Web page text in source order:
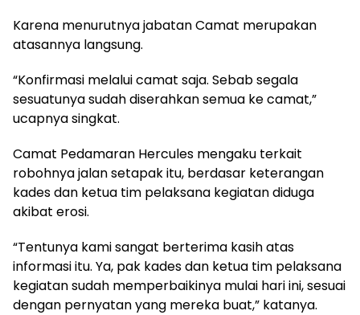
Karena menurutnya jabatan Camat merupakan
atasannya langsung.
“Konfirmasi melalui camat saja. Sebab segala
sesuatunya sudah diserahkan semua ke camat,”
ucapnya singkat.
Camat Pedamaran Hercules mengaku terkait
robohnya jalan setapak itu, berdasar keterangan
kades dan ketua tim pelaksana kegiatan diduga
akibat erosi.
“Tentunya kami sangat berterima kasih atas
informasi itu. Ya, pak kades dan ketua tim pelaksana
kegiatan sudah memperbaikinya mulai hari ini, sesuai
dengan pernyatan yang mereka buat,” katanya.